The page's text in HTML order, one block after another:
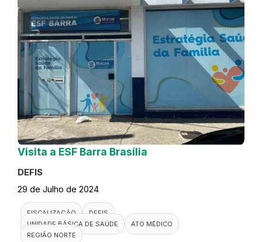
Visita a ESF Barra Brasília
DEFIS
29 de Julho de 2024
FISCALIZAÇÃO
DEFIS
UNIDADE BÁSICA DE SAÚDE
ATO MÉDICO
REGIÃO NORTE